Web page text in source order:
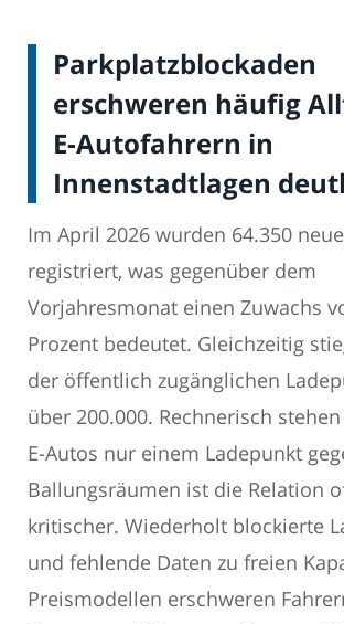
Parkplatzblockaden
erschweren häufig
E-Autofahrern in
Innenstadtlagen
Im April 2026 wurden 64.350
registriert, was gegenüber dem
Vorjahresmonat einen Zuwachs
Prozent bedeutet. Gleichzeitig
der öffentlich zugänglichen
über 200.000. Rechnerisch
E-Autos nur einem Ladepunkt
Ballungsräumen ist die Relation
kritischer. Wiederholt blockierte
und fehlende Daten zu freien
Preismodellen erschweren